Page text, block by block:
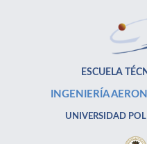
ESCUELA
INGENIERÍA
UNIVERSIDAD